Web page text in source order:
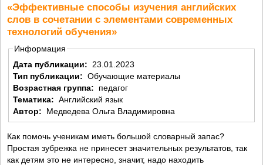
«Эффективные способы изучения английских
слов в сочетании с элементами современных
технологий обучения»
Информация
Дата публикации: 23.01.2023
Тип публикации: Обучающие материалы
Возрастная группа:
педагог
Тематика: Английский язык
Автор:
Медведева Ольга Владимировна
Как помочь ученикам иметь большой словарный запас?
Простая зубрежка не принесет значительных результатов, так
как детям это не интересно, значит, надо находить